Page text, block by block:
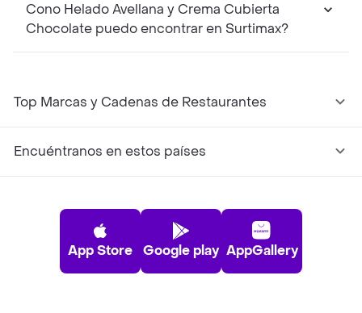
Cono Helado Avellana y Crema Cubierta
Chocolate puedo encontrar en Surtimax?
Top Marcas y Cadenas de Restaurantes
Encuéntranos en estos países
App Store Google play AppGallery